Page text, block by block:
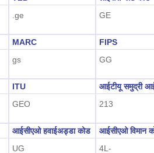
.ge
GE
MARC
gs
FIPS
GG
ITU
GEO
आईटीयू समुद्री
213
आईसीएओ हवाईअड्डा कोड
UG
आईसीएओ विमान
4L-